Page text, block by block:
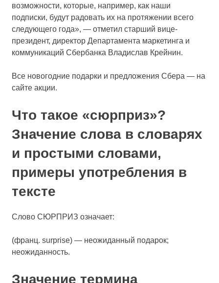
возможности, которые, например, как наши
подписки, будут радовать их на протяжении всего
следующего года», — отметил старший вице-
президент, директор Департамента маркетинга и
коммуникаций Сбербанка Владислав Крейнин.
Все новогодние подарки и предложения Сбера — на
сайте акции.
Что такое «сюрприз»?
Значение слова в словарях
и простыми словами,
примеры употребления в
тексте
Cлово СЮРПРИЗ означает:
(франц. surprise) — неожиданный подарок;
неожиданность.
Значение термина